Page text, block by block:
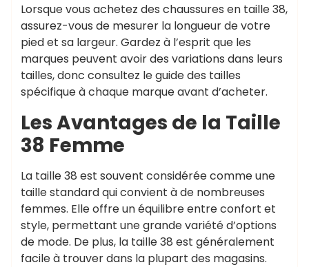
Lorsque vous achetez des chaussures en taille 38,
assurez-vous de mesurer la longueur de votre
pied et sa largeur. Gardez à l’esprit que les
marques peuvent avoir des variations dans leurs
tailles, donc consultez le guide des tailles
spécifique à chaque marque avant d’acheter.
Les Avantages de la Taille
38 Femme
La taille 38 est souvent considérée comme une
taille standard qui convient à de nombreuses
femmes. Elle offre un équilibre entre confort et
style, permettant une grande variété d’options
de mode. De plus, la taille 38 est généralement
facile à trouver dans la plupart des magasins.